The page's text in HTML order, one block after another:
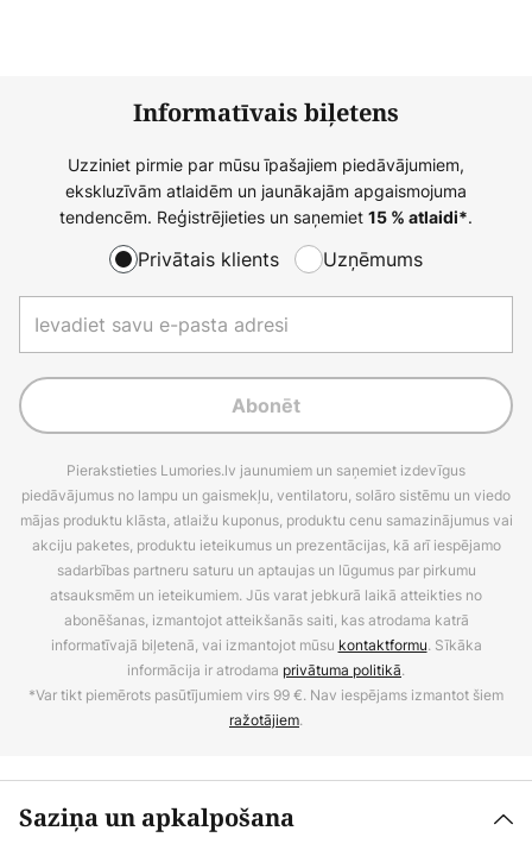
Informatīvais biļetens
Uzziniet pirmie par mūsu īpašajiem piedāvājumiem,
ekskluzīvām atlaidēm un jaunākajām apgaismojuma
tendencēm. Reģistrējieties un saņemiet 15 % atlaidi*.
Privātais klients Uzņēmums
Abonēt
Pierakstieties Lumories.lv jaunumiem un saņemiet izdevīgus
piedāvājumus no lampu un gaismekļu, ventilatoru, solāro sistēmu un viedo
mājas produktu klāsta, atlaižu kuponus, produktu cenu samazinājumus vai
akciju paketes, produktu ieteikumus un prezentācijas, kā arī iespējamo
sadarbības partneru saturu un aptaujas un lūgumus par pirkumu
atsauksmēm un ieteikumiem. Jūs varat jebkurā laikā atteikties no
abonēšanas, izmantojot atteikšanās saiti, kas atrodama katrā
informatīvajā biļetenā, vai izmantojot mūsu kontaktformu. Sīkāka
informācija ir atrodama privātuma politikā.
*Var tikt piemērots pasūtījumiem virs 99 €. Nav iespējams izmantot šiem
ražotājiem.
Saziņa un apkalpošana